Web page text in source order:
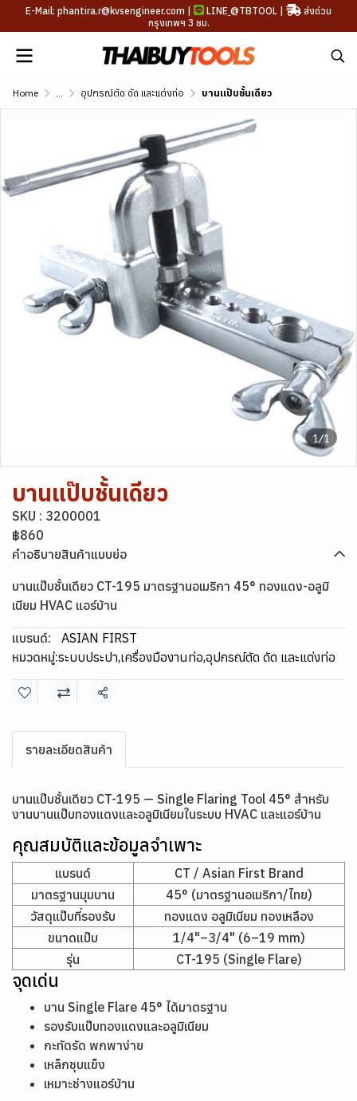
E-Mail: phantira.r@kvsengineer.com | LINE @TBTOOL |
ส่งด่วน
กรุงเทพฯ 3 ชม.
Home ... อุปกรณ์ตัด ดัด และแต่งท่อ บานแป๊บชั้นเดียว
1/1
บานแป๊บชั้นเดียว
SKU : 3200001
฿860
คำอธิบายสินค้าแบบย่อ
บานแป๊บชั้นเดียว CT-195 มาตรฐานอเมริกา 45° ทองแดง-อลูมิ
เนียม HVAC แอร์บ้าน
แบรนด์:
ASIAN FIRST
หมวดหมู่:ระบบประปา,เครื่องมืองานท่อ,อุปกรณ์ตัด ดัด และแต่งท่อ
แชร์
รายละเอียดสินค้า
บานแป๊บชั้นเดียว CT-195 — Single Flaring Tool 45° สำหรับ
งานบานแป๊บทองแดงและอลูมิเนียมในระบบ HVAC และแอร์บ้าน
คุณสมบัติและข้อมูลจำเพาะ
แบรนด์
CT / Asian First Brand
มาตรฐานมุมบาน
45° (มาตรฐานอเมริกา/ไทย)
วัสดุแป๊บที่รองรับ
ทองแดง อลูมิเนียม ทองเหลือง
ขนาดแป๊บ
1/4"–3/4" (6–19 mm)
รุ่น
CT-195 (Single Flare)
จุดเด่น
บาน Single Flare 45° ได้มาตรฐาน
รองรับแป๊บทองแดงและอลูมิเนียม
กะทัดรัด พกพาง่าย
เหล็กชุบแข็ง
เหมาะช่างแอร์บ้าน